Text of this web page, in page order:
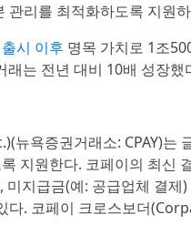
관리를 최적화하도록 지원
출시 이후 명목 가치로 1조
래는 전년 대비 10배 성장했
뉴욕증권거래소: CPAY)는
지원한다. 코페이의 최신
미지급금(예: 공급업체 결
다. 코페이 크로스보더